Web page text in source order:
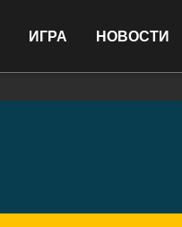
ИГРА НОВОСТИ